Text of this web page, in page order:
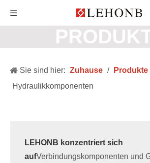
Sie sind hier: Zuhause / Produkte
Hydraulikkomponenten
LEHONB konzentriert sich
aufVerbindungskomponenten und